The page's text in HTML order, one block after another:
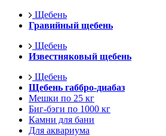
Щебень
Гравийный щебень
Щебень
Известняковый щебень
Щебень
Щебень габбро-диабаз
Мешки по 25 кг
Биг-бэги по 1000 кг
Камни для бани
Для аквариума